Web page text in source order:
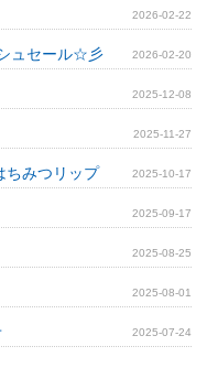
2026-02-22
ュセール☆彡 2026-02-20
2025-12-08
2025-11-27
ちみつリップ 2025-10-17
2025-09-17
2025-08-25
2025-08-01
2025-07-24